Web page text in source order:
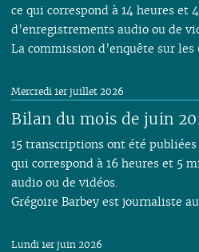
ce qui correspond à 14 heures et
d’enregistrements audio ou de
La commission d’enquête sur les
Bilan du mois de juin
Mercredi 1er juillet 2026
15 transcriptions ont été
qui correspond à 16 heures et 5
audio ou de vidéos.
Grégoire Barbey est journaliste
Lundi 1er juin 2026